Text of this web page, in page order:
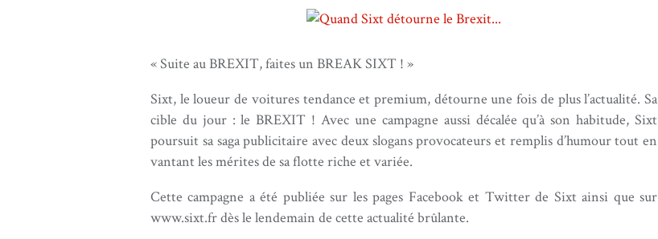
« Suite au BREXIT, faites un BREAK SIXT ! »
Sixt, le loueur de voitures tendance et premium, détourne une fois de plus l’actualité. Sa
cible du jour : le BREXIT ! Avec une campagne aussi décalée qu’à son habitude, Sixt
poursuit sa saga publicitaire avec deux slogans provocateurs et remplis d’humour tout en
vantant les mérites de sa flotte riche et variée.
Cette campagne a été publiée sur les pages Facebook et Twitter de Sixt ainsi que sur
www.sixt.fr dès le lendemain de cette actualité brûlante.